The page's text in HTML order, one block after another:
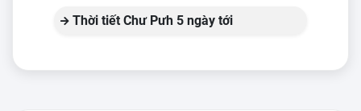
Thời tiết Chư Pưh 5 ngày tới